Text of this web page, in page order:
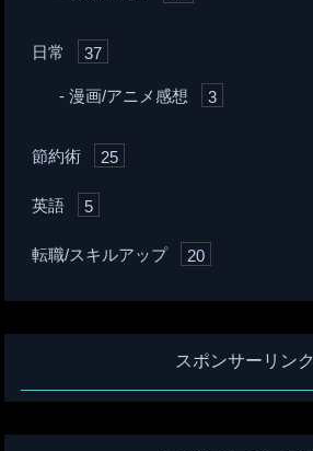
日常 37
漫画/アニメ感想 3
節約術 25
英語 5
転職/スキルアップ 20
スポンサーリンク